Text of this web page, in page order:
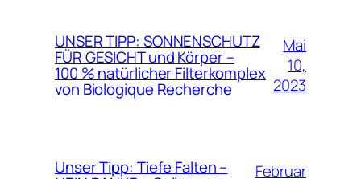
UNSER TIPP: SONNENSCHUTZ
FÜR GESICHT und Körper –
100 % natürlicher Filterkomplex
von Biologique Recherche
Mai
10,
2023
Unser Tipp: Tiefe Falten –
Februar